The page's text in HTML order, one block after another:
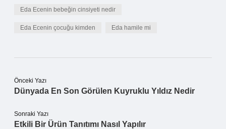
Eda Ecenin bebeğin cinsiyeti nedir
Eda Ecenin çocuğu kimden Eda hamile mi
Önceki Yazı
Dünyada En Son Görülen Kuyruklu Yıldız Nedir
Sonraki Yazı
Etkili Bir Ürün Tanıtımı Nasıl Yapılır